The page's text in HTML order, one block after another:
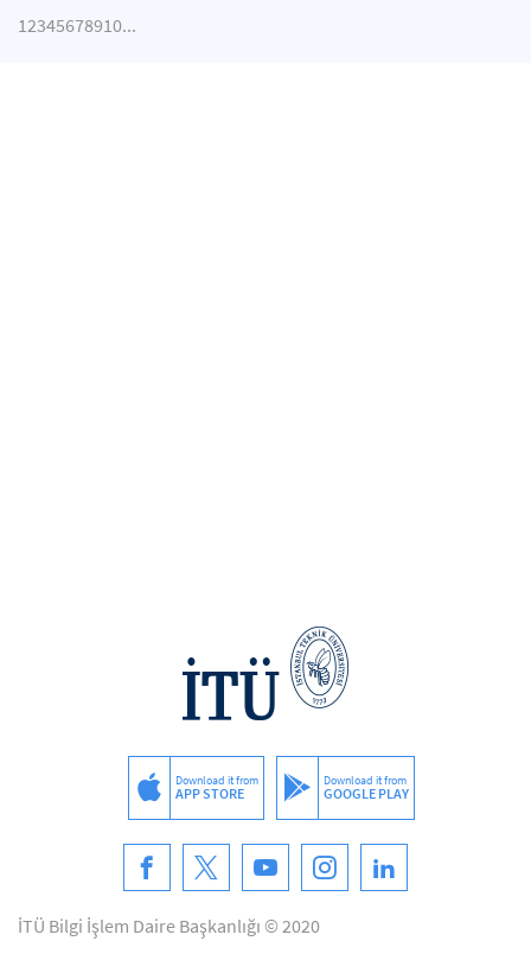
12345678910...
Download it from
APP STORE
Download it from
GOOGLE PLAY
İTÜ Bilgi İşlem Daire Başkanlığı © 2020